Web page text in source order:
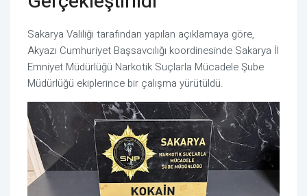
Sakarya Valiliği tarafından yapılan açıklamaya göre,
Akyazı Cumhuriyet Başsavcılığı koordinesinde Sakarya İl
Emniyet Müdürlüğü Narkotik Suçlarla Mücadele Şube
Müdürlüğü ekiplerince bir çalışma yürütüldü.